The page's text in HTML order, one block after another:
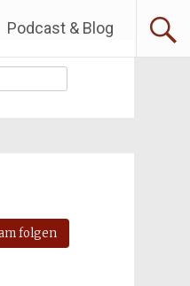
Podcast & Blog
folgen